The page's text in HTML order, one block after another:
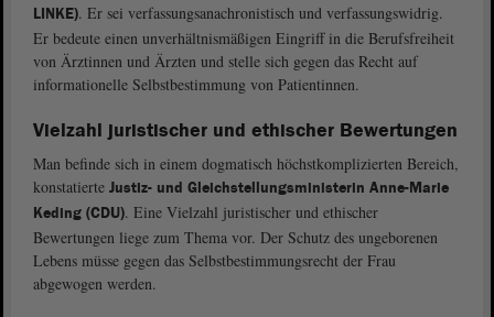
LINKE). Er sei verfassungsanachronistisch und verfassungswidrig.
Er bedeute einen unverhältnismäßigen Eingriff in die Berufsfreiheit
von Ärztinnen und Ärzten und stelle sich gegen das Recht auf
informationelle Selbstbestimmung von Patientinnen.
Vielzahl juristischer und ethischer Bewertungen
Man befinde sich in einem dogmatisch höchstkomplizierten Bereich,
konstatierte Justiz- und Gleichstellungsministerin Anne-Marie
Keding (CDU). Eine Vielzahl juristischer und ethischer
Bewertungen liege zum Thema vor. Der Schutz des ungeborenen
Lebens müsse gegen das Selbstbestimmungsrecht der Frau
abgewogen werden.